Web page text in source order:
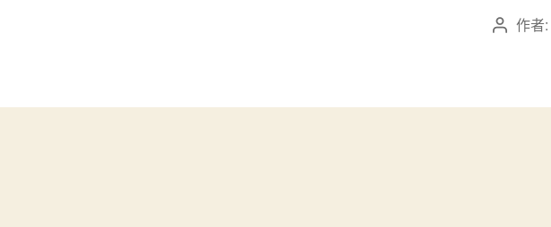
文 作者: